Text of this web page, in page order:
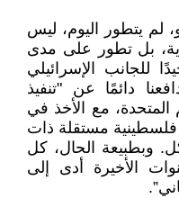
لم يتطور اليوم، ليس
بل تطور على مدى
للجانب الإسرائيلي
دائمًا عن "تنفيذ
المتحدة، مع الأخذ في
فلسطينية مستقلة ذات
وبطبيعة الحال، كل
الأخيرة أدى إلى